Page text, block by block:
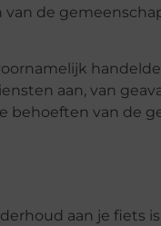
de
aan, van
behoeften van de
aan je fiets